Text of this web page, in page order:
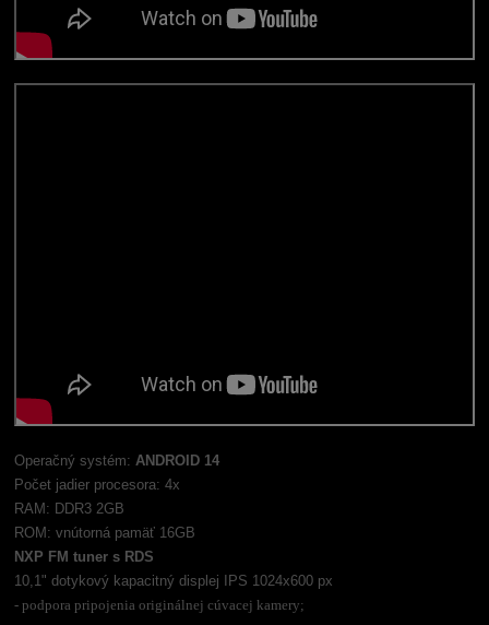
Operačný systém:ANDROID 14
Počet jadier procesora: 4x
RAM: DDR3 2GB
ROM: vnútorná pamäť 16GB
NXP FM tuner s RDS
10,1" dotykový kapacitný displej IPS 1024x600 px
- podpora pripojenia originálnej cúvacej kamery;